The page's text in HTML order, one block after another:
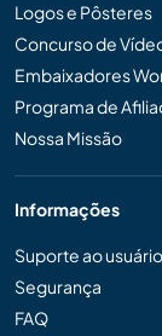
Logos e Pôsteres
Concurso de
Embaixadores
Programa de
Nossa Missão
Informações
Suporte ao usuário
Segurança
FAQ